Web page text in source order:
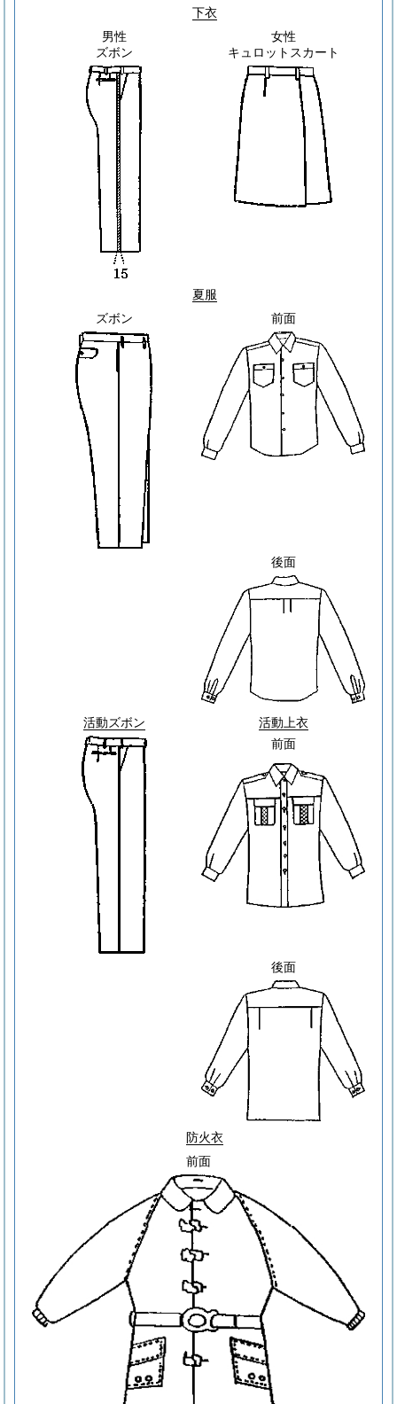
下衣
男性
ズボン
女性
キュロットスカート
夏服
ズボン
前面
後面
活動ズボン
活動上衣
前面
後面
防火衣
前面